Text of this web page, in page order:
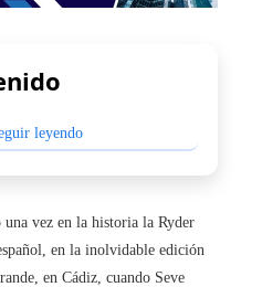
leyendo
vez en la historia la Ryder
en la inolvidable edición
en Cádiz, cuando Seve